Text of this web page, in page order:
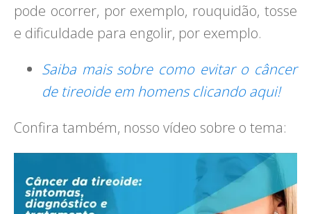
pode ocorrer, por exemplo, rouquidão, tosse
e dificuldade para engolir, por exemplo.
Saiba mais sobre como evitar o câncer
de tireoide em homens clicando aqui!
Confira também, nosso vídeo sobre o tema: